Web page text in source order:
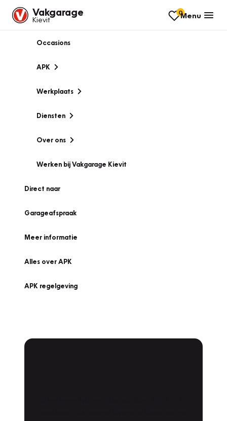
Vakgarage
Kievit
0Menu
Occasions
APK
Werkplaats
Diensten
Over ons
Werken bij Vakgarage Kievit
Direct naar
Garageafspraak
Meer informatie
Alles over APK
APK regelgeving